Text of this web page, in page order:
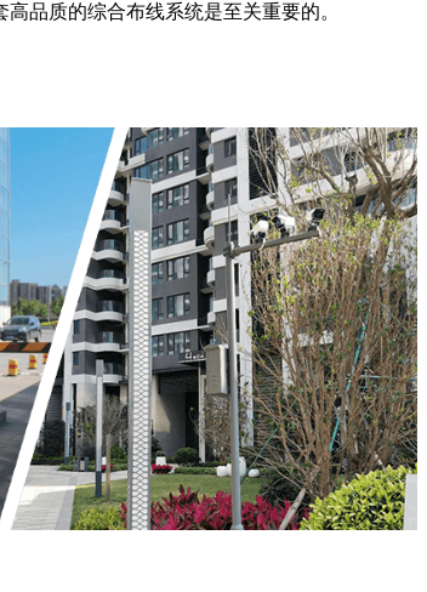
品质的综合布线系统是至关重要的。